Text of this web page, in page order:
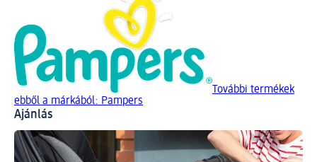
További termékek
ebből a márkából: Pampers
Ajánlás